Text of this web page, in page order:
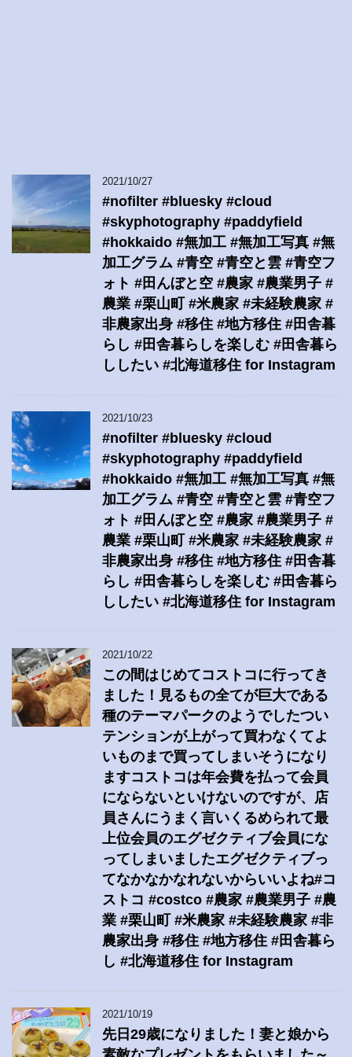
2021/10/27
#nofilter #bluesky #cloud
#skyphotography #paddyfield
#hokkaido #無加工 #無加工写真 #無
加工グラム #青空 #青空と雲 #青空フ
ォト #田んぼと空 #農家 #農業男子 #
農業 #栗山町 #米農家 #未経験農家 #
非農家出身 #移住 #地方移住 #田舎暮
らし #田舎暮らしを楽しむ #田舎暮ら
ししたい #北海道移住 for Instagram
2021/10/23
#nofilter #bluesky #cloud
#skyphotography #paddyfield
#hokkaido #無加工 #無加工写真 #無
加工グラム #青空 #青空と雲 #青空フ
ォト #田んぼと空 #農家 #農業男子 #
農業 #栗山町 #米農家 #未経験農家 #
非農家出身 #移住 #地方移住 #田舎暮
らし #田舎暮らしを楽しむ #田舎暮ら
ししたい #北海道移住 for Instagram
2021/10/22
この間はじめてコストコに行ってき
ました！見るもの全てが巨大である
種のテーマパークのようでしたつい
テンションが上がって買わなくてよ
いものまで買ってしまいそうになり
ますコストコは年会費を払って会員
にならないといけないのですが、店
員さんにうまく言いくるめられて最
上位会員のエグゼクティブ会員にな
ってしまいましたエグゼクティブっ
てなかなかなれないからいいよね#コ
ストコ #costco #農家 #農業男子 #農
業 #栗山町 #米農家 #未経験農家 #非
農家出身 #移住 #地方移住 #田舎暮ら
し #北海道移住 for Instagram
2021/10/19
先日29歳になりました！妻と娘から